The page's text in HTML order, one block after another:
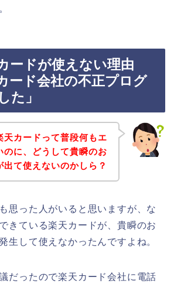
ードが使えない理由
ード会社の不正プログ
た」
天カードって普段何もエ
のに、どうして貴瞬のお
出て使えないのかしら？
思った人がいると思いますが、な
きている楽天カードが、貴瞬のお
生して使えなかったんですよね。
だったので楽天カード会社に電話